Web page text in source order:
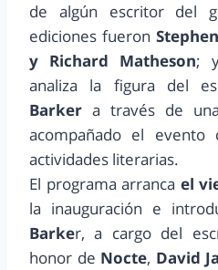
de algún escritor del
ediciones fueron
y Richard Matheson;
analiza la figura del
Barker a través de
acompañado el evento
actividades literarias.
El programa arranca el
la inauguración e
Barker, a cargo del
honor de Nocte, David